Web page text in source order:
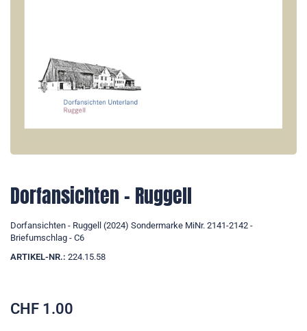
Dorfansichten - Ruggell
Dorfansichten - Ruggell (2024) Sondermarke MiNr. 2141-2142 -
Briefumschlag - C6
ARTIKEL-NR.: 224.15.58
CHF 1.00